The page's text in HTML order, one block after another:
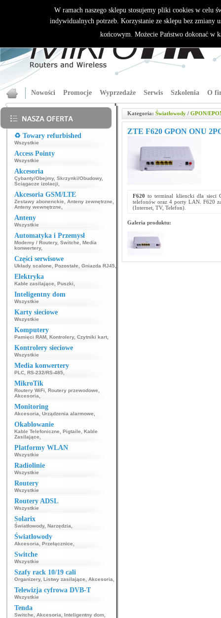
Nowości Promocje Wyprzedaże Serwis Szkolenia O
♻️ Towary refurbished
Wszystkie
Access Pointy
Wszystkie
Akcesoria
Cybanty/Obejmy, Skrzynki/Obudowy,
Ściągacze izolacji
Akcesoria GSM/LTE
Zestawy abonenckie Anteny zewnętrzne
Anteny wewnętrzne
Anteny
Wszystkie
Automatyka i Przemysł
Modemy / Routery, Switche
Media
konwertery,
Części serwisowe
Układy scalone Pozostałe Gniazda RJ45
Elektryka
Kable zasilające Puszki
Inteligentny dom
Wszystkie
Karty sieciowe
Wszystkie
Komputery
Pamięci RAM Kontrolery, Czytniki kart
Kontrolery sieciowe
Wszystkie
Media konwertery
PLC RS-232/RS-485
MikroTik
Routery WiFi Routery przewodowe
Akcesoria
Monitoring
Akcesoria Urządzenia alarmowe
Okablowanie
Kable Telefoniczne Pigtaile
Kable
Zasilające
Platformy WLAN
Wszystkie
Radiolinie
Wszystkie
Routery
Wszystkie
Routery ADSL
Wszystkie
Solarix
Światłowody, Narzędzia
Światłowody
Akcesoria Przełącznice
Switche
Wszystkie
Szafy rack 10/19 cali
Organizery, Listwy zasilające Akcesoria
Telewizja cyfrowa DVB-T
Wszystkie
Tenda
Switche Akcesoria Inteligentny dom
Kategoria: Światłowody/ GPON/
ZTE F620 GPON ONU
F620 to terminal kliencki dla sieci
telefonów oraz 4 porty LAN. F620
(Internet, TV, Telefon).
Galeria produktu:
W ramach naszego sklepu stosujemy pliki cookies w celu
indywidualnych potrzeb. Korzystanie ze sklepu bez zmiany
końcowym. Możecie Państwo dokonać w